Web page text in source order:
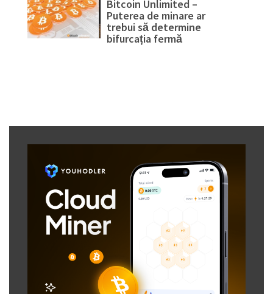
Bitcoin Unlimited –
Puterea de minare ar
trebui să determine
bifurcația fermă